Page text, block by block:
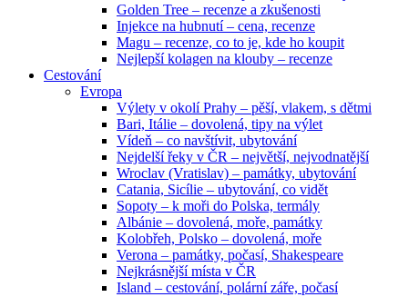
Golden Tree – recenze a zkušenosti
Injekce na hubnutí – cena, recenze
Magu – recenze, co to je, kde ho koupit
Nejlepší kolagen na klouby – recenze
Cestování
Evropa
Výlety v okolí Prahy – pěší, vlakem, s dětmi
Bari, Itálie – dovolená, tipy na výlet
Vídeň – co navštívit, ubytování
Nejdelší řeky v ČR – největší, nejvodnatější
Wroclav (Vratislav) – památky, ubytování
Catania, Sicílie – ubytování, co vidět
Sopoty – k moři do Polska, termály
Albánie – dovolená, moře, památky
Kolobřeh, Polsko – dovolená, moře
Verona – památky, počasí, Shakespeare
Nejkrásnější místa v ČR
Island – cestování, polární záře, počasí